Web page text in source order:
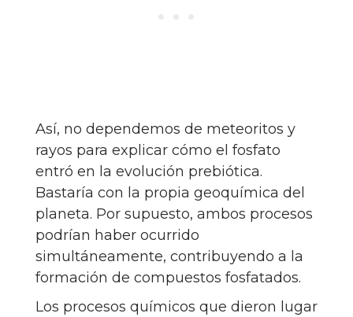
Así, no dependemos de meteoritos y
rayos para explicar cómo el fosfato
entró en la evolución prebiótica.
Bastaría con la propia geoquímica del
planeta. Por supuesto, ambos procesos
podrían haber ocurrido
simultáneamente, contribuyendo a la
formación de compuestos fosfatados.
Los procesos químicos que dieron lugar